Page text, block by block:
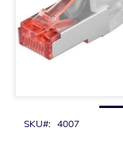
SKU 4007
Gå